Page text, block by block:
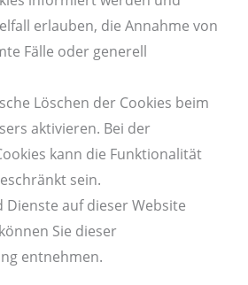
erlauben, die Annahme von
Fälle oder generell
Löschen der Cookies beim
aktivieren. Bei der
kann die Funktionalität
sein.
Dienste auf dieser Website
Sie dieser
entnehmen.